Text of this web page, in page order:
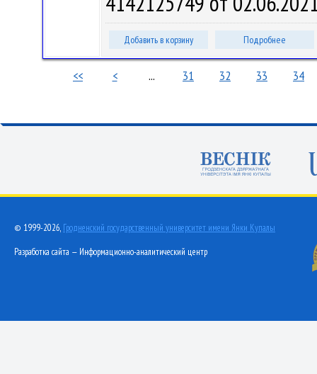
Добавить в корзину Подробнее
<< < ... 31 32 33 34
© 1999-2026, Гродненский государственный университет имени Янки Купалы
Разработка сайта — Информационно-аналитический центр